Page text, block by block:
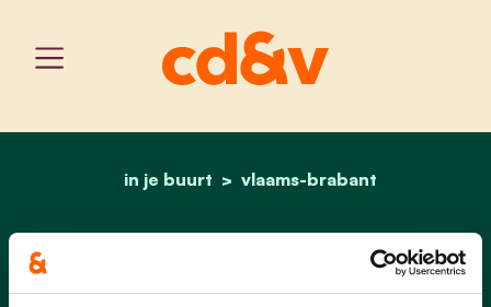
home
in je buurt vlaams-brabant
gooik
Gooik